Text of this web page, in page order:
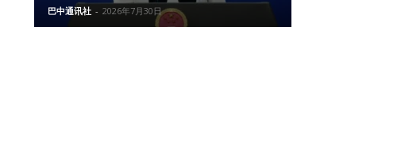
巴中通讯社 - 2026年7月30日